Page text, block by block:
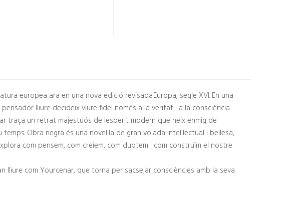
europea ara en una nova edició revisada.Europa, segle XVI. En una
lliure decideix viure fidel només a la veritat i a la consciència
traça un retrat majestuós de lesperit modern que neix enmig de
Obra negra és una novel·la de gran volada intel·lectual i bellesa,
com pensem, com creiem, com dubtem i com construïm el nostre
com Yourcenar, que torna per sacsejar consciències amb la seva